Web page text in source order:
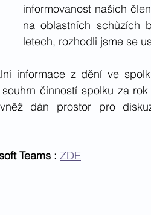
informovanost našich
na oblastních schůzích
letech, rozhodli jsme se
informace z dění ve
činností spolku za
dán prostor pro
Teams : ZDE